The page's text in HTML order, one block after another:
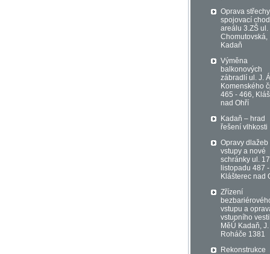
Oprava
spojovací
areálu 3.ZŠ ul.
Chomutovská,
Kadaň
Výměna
balkonových
zábradlí ul. J.
Komenského
465 - 466,
nad Ohří
Kadaň – hrad
řešení vlhkosti
Opravy dlažeb
vstupy a nové
schránky ul.
listopadu 487
Klášterec nad
Zřízení
vstupu a
vstupního
MěÚ Kadaň, J.
Roháče 1381
Rekonstrukce